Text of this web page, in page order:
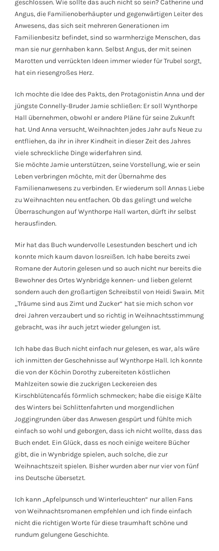
geschlossen. Wie sollte das auch nicht so sein? Catherine und
Angus, die Familienoberhäupter und gegenwärtigen Leiter des
Anwesens, das sich seit mehreren Generationen im
Familienbesitz befindet, sind so warmherzige Menschen, das
man sie nur gernhaben kann. Selbst Angus, der mit seinen
Marotten und verrückten Ideen immer wieder für Trubel sorgt,
hat ein riesengroßes Herz.
Ich mochte die Idee des Pakts, den Protagonistin Anna und der
jüngste Connelly-Bruder Jamie schließen: Er soll Wynthorpe
Hall übernehmen, obwohl er andere Pläne für seine Zukunft
hat. Und Anna versucht, Weihnachten jedes Jahr aufs Neue zu
entfliehen, da ihr in ihrer Kindheit in dieser Zeit des Jahres
viele schreckliche Dinge widerfahren sind.
Sie möchte Jamie unterstützen, seine Vorstellung, wie er sein
Leben verbringen möchte, mit der Übernahme des
Familienanwesens zu verbinden. Er wiederum soll Annas Liebe
zu Weihnachten neu entfachen. Ob das gelingt und welche
Überraschungen auf Wynthorpe Hall warten, dürft ihr selbst
herausfinden.
Mir hat das Buch wundervolle Lesestunden beschert und ich
konnte mich kaum davon losreißen. Ich habe bereits zwei
Romane der Autorin gelesen und so auch nicht nur bereits die
Bewohner des Ortes Wynbridge kennen- und lieben gelernt
sondern auch den großartigen Schreibstil von Heidi Swain. Mit
„Träume sind aus Zimt und Zucker“ hat sie mich schon vor
drei Jahren verzaubert und so richtig in Weihnachtsstimmung
gebracht, was ihr auch jetzt wieder gelungen ist.
Ich habe das Buch nicht einfach nur gelesen, es war, als wäre
ich inmitten der Geschehnisse auf Wynthorpe Hall. Ich konnte
die von der Köchin Dorothy zubereiteten köstlichen
Mahlzeiten sowie die zuckrigen Leckereien des
Kirschblütencafés förmlich schmecken; habe die eisige Kälte
des Winters bei Schlittenfahrten und morgendlichen
Joggingrunden über das Anwesen gespürt und fühlte mich
einfach so wohl und geborgen, dass ich nicht wollte, dass das
Buch endet. Ein Glück, dass es noch einige weitere Bücher
gibt, die in Wynbridge spielen, auch solche, die zur
Weihnachtszeit spielen. Bisher wurden aber nur vier von fünf
ins Deutsche übersetzt.
Ich kann „Apfelpunsch und Winterleuchten“ nur allen Fans
von Weihnachtsromanen empfehlen und ich finde einfach
nicht die richtigen Worte für diese traumhaft schöne und
rundum gelungene Geschichte.